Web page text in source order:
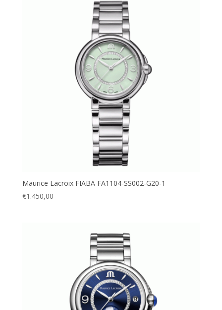
Maurice Lacroix FIABA FA1104-SS002-G20-1
€1.450,00